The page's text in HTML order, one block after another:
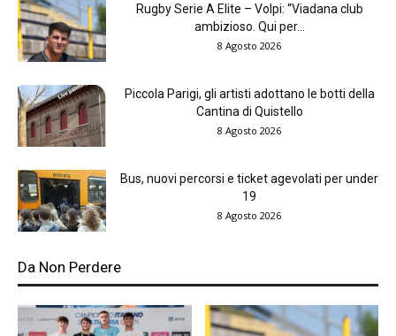
Rugby Serie A Elite – Volpi: “Viadana club
ambizioso. Qui per...
8 Agosto 2026
Piccola Parigi, gli artisti adottano le botti della
Cantina di Quistello
8 Agosto 2026
Bus, nuovi percorsi e ticket agevolati per under
19
8 Agosto 2026
Da Non Perdere